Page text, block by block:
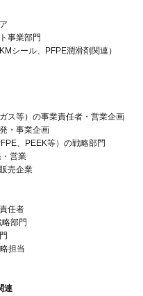
事業部門
シール、PFPE潤滑剤関連）
ス等）の事業責任者・営業企画
・事業企画
、PEEK等）の戦略部門
営業
売企業
任者
部門
担当
連